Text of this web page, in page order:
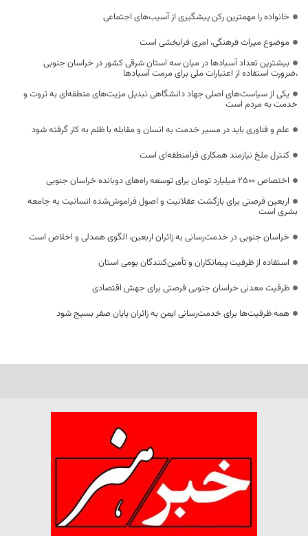
خانواده را مهمترین رکن پیشگیری از آسیب‌های اجتماعی
موضوع میراث فرهنگی، امری فرابخشی است
بیشترین تعداد آسبادها در میان سه استان شرقی کشور در خراسان جنوبی
،ضرورت استفاده از اعتبارات ملی برای مرمت آسبادها
یکی از سیاست‌های اصلی جهاد دانشگاهی تبدیل مزیت‌های منطقه‌ای به ثروت و
خدمت به مردم است
علم و فناوری باید در مسیر خدمت به انسان و مقابله با ظلم به کار گرفته شود
کنترل ملخ نیازمند همکاری فرامنطقه‌ای است
اختصاص 2500 میلیارد تومان برای توسعه راه‌های دوبانده خراسان جنوبی
اربعین فرصتی برای بازگشت عقلانیت و اصول فراموش‌شده انسانیت به جامعه
بشری است
خراسان جنوبی در خدمت‌رسانی به زائران اربعین، الگوی همدلی و اخلاص است
استفاده از ظرفیت پیمانکاران و تأمین‌کنندگان بومی استان
ظرفیت معدنی خراسان جنوبی فرصتی برای جهش اقتصادی
همه ظرفیت‌ها برای خدمت‌رسانی ایمن به زائران پایان صفر بسیج شود